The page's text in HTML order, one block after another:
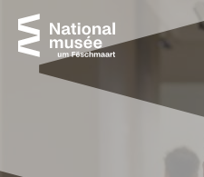
Zum Inhalt springen
Cookie-Einstellungen